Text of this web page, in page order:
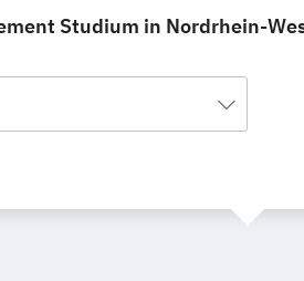
Studium in Nordrhein-